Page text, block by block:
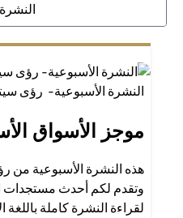
النشرة الأسبوعية- رؤى
موجز الأسواق
هذه النشرة الأسبوعية من
وتقدم لكم أحدث مستجدات
لقراءة النشرة كاملة